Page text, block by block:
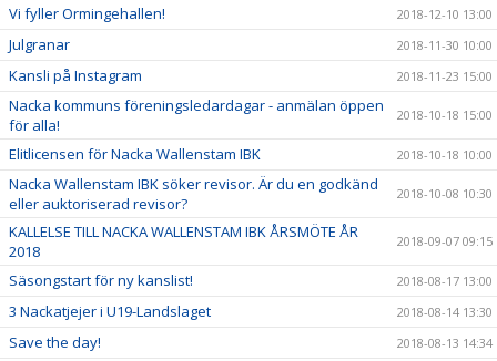
Vi fyller Ormingehallen! 2018-12-10 13:00
Julgranar 2018-11-30 10:00
Kansli på Instagram 2018-11-23 15:00
Nacka kommuns föreningsledardagar - anmälan öppen
för alla!
2018-10-18 15:00
Elitlicensen för Nacka Wallenstam IBK 2018-10-18 10:00
Nacka Wallenstam IBK söker revisor. Är du en godkänd
eller auktoriserad revisor?
2018-10-08 10:30
KALLELSE TILL NACKA WALLENSTAM IBK ÅRSMÖTE ÅR
2018
2018-09-07 09:15
Säsongstart för ny kanslist! 2018-08-17 13:00
3 Nackatjejer i U19-Landslaget 2018-08-14 13:30
Save the day! 2018-08-13 14:34